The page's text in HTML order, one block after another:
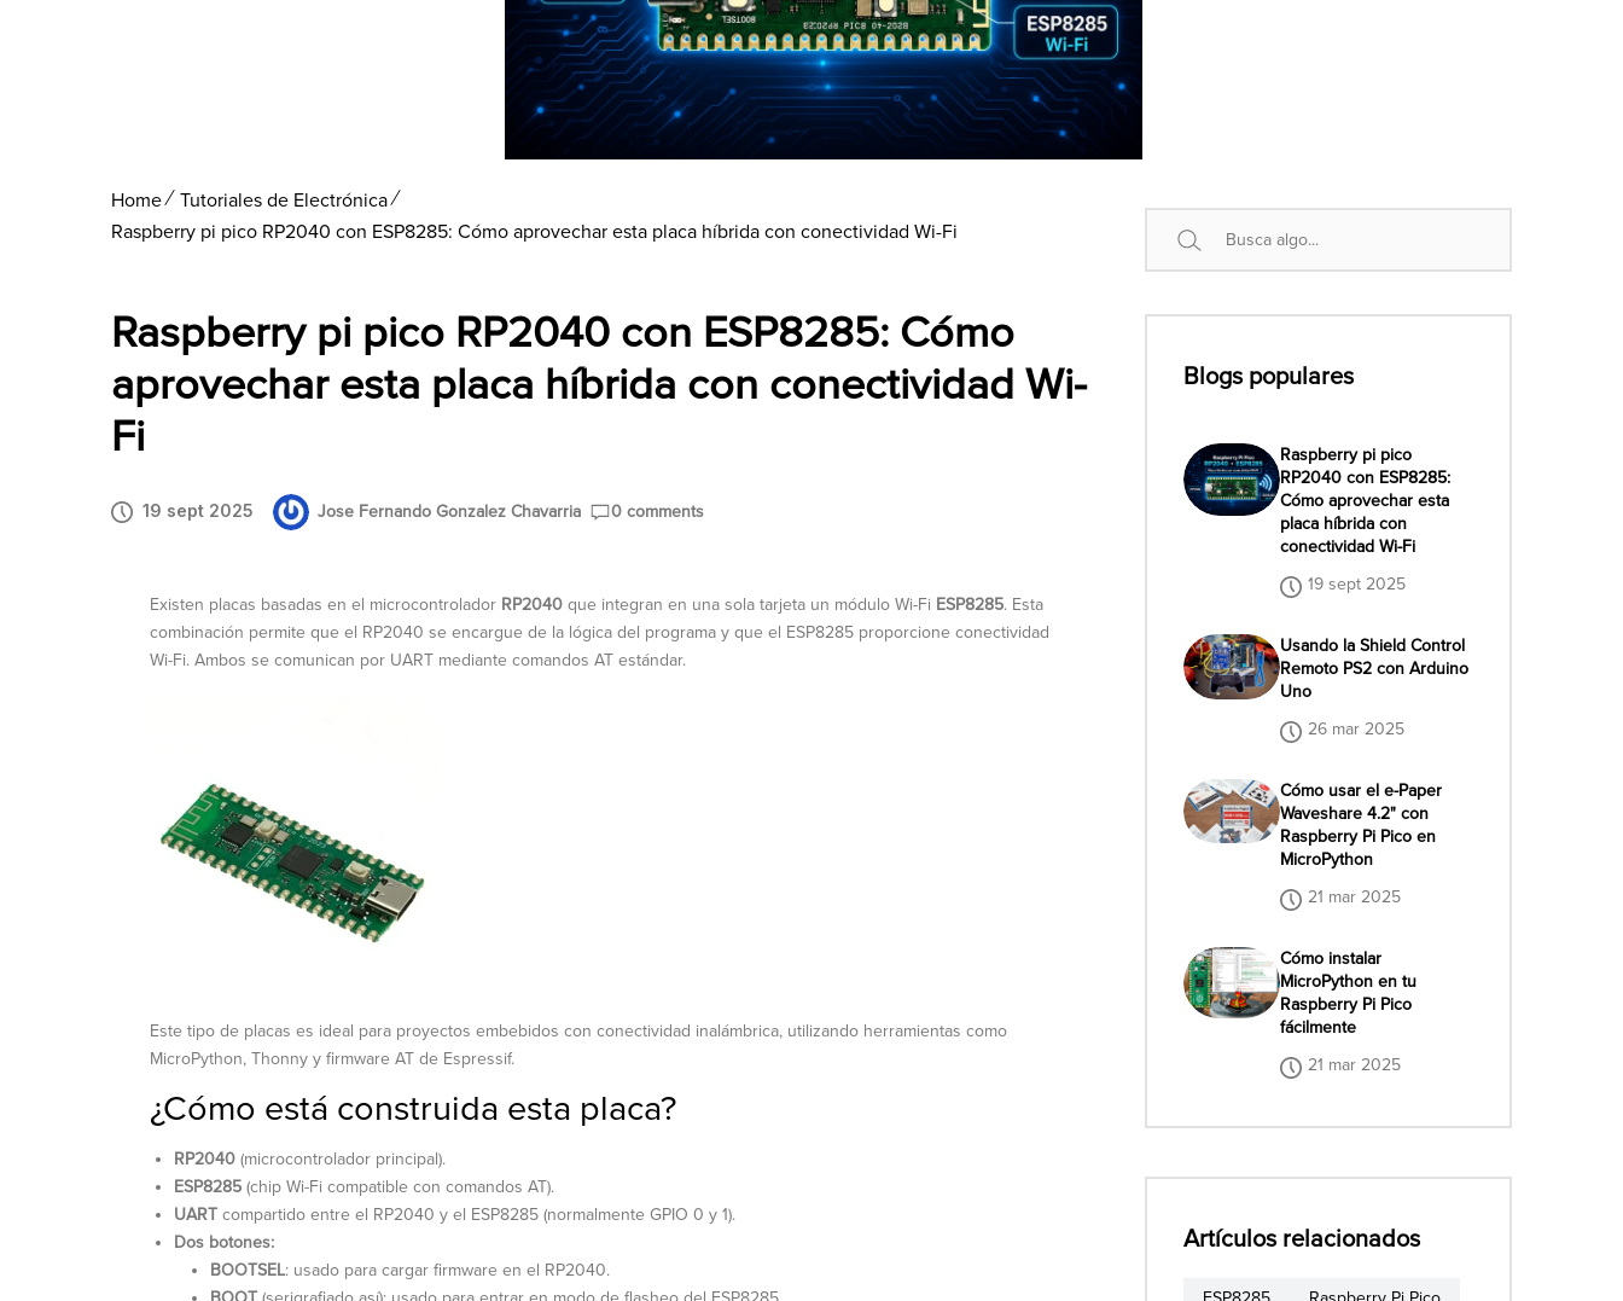
Home
Tutoriales de Electrónica
Raspberry pi pico RP2040 con ESP8285: Cómo aprovechar esta placa híbrida con conectividad Wi-Fi
Raspberry pi pico RP2040 con ESP8285: Cómo
aprovechar esta placa híbrida con conectividad Wi-
Fi
19 sept 2025 Jose Fernando Gonzalez Chavarria 0 comments
Existen placas basadas en el microcontrolador RP2040 que integran en una sola tarjeta un módulo Wi-Fi ESP8285. Esta
combinación permite que el RP2040 se encargue de la lógica del programa y que el ESP8285 proporcione conectividad
Wi-Fi. Ambos se comunican por UART mediante comandos AT estándar.
Este tipo de placas es ideal para proyectos embebidos con conectividad inalámbrica, utilizando herramientas como
MicroPython, Thonny y firmware AT de Espressif.
¿Cómo está construida esta placa?
RP2040 (microcontrolador principal).
ESP8285 (chip Wi-Fi compatible con comandos AT).
UART compartido entre el RP2040 y el ESP8285 (normalmente GPIO 0 y 1).
Dos botones:
BOOTSEL: usado para cargar firmware en el RP2040.
Blogs populares
Raspberry pi pico
RP2040 con ESP8285:
Cómo aprovechar esta
placa híbrida con
conectividad Wi-Fi
19 sept 2025
Usando la Shield Control
Remoto PS2 con Arduino
Uno
26 mar 2025
Cómo usar el e-Paper
Waveshare 4.2" con
Raspberry Pi Pico en
MicroPython
21 mar 2025
Cómo instalar
MicroPython en tu
Raspberry Pi Pico
fácilmente
21 mar 2025
Artículos relacionados